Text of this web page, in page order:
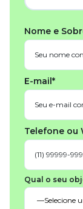
Nome e
E-mail*
Telefone ou
Qual o seu